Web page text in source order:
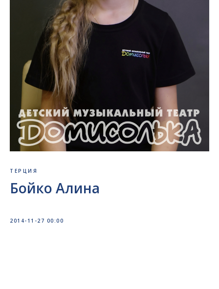
ТЕРЦИЯ
Бойко Алина
2014-11-27 00:00